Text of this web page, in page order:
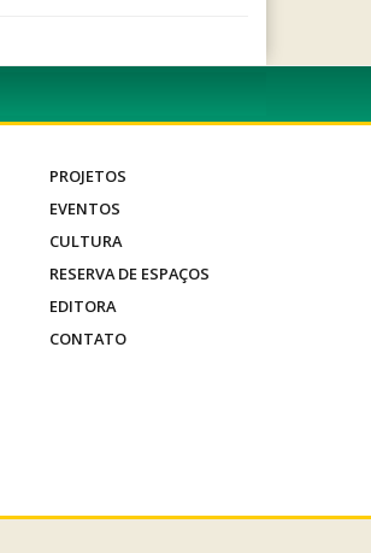
PROJETOS
EVENTOS
CULTURA
RESERVA DE ESPAÇOS
EDITORA
CONTATO